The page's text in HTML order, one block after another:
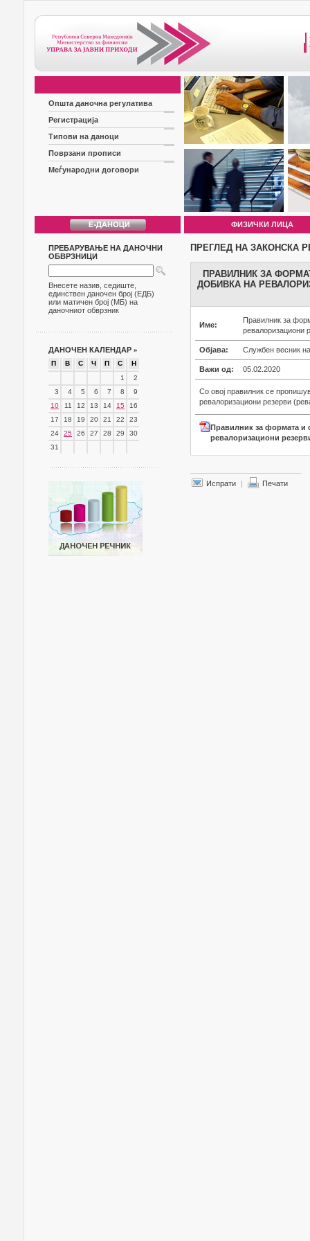
Општа даночна регулатива
Регистрација
Типови на даноци
Поврзани прописи
Меѓународни договори
ФИЗИЧКИ ЛИЦА
ПРЕБАРУВАЊЕ НА ДАНОЧНИ
ОБВРЗНИЦИ
Внесете назив, седиште,
единствен даночен број (ЕДБ)
или матичен број (МБ) на
даночниот обврзник
ДАНОЧЕН КАЛЕНДАР »
П В С Ч П С
Н
1
2
3
4 5 6 7 8
9
10
11 12 13 14 15
16
17
18 19 20 21 22
23
24
25 26 27 28 29
30
31
ПРЕГЛЕД НА ЗАКОНСКА
ПРАВИЛНИК ЗА
ДОБИВКА НА
Име:
Правилник за
ревалоризациони
Објава: Службен весник
Важи од: 05.02.2020
Со овој правилник се
ревалоризациони резерви
Правилник за формата и
ревалоризациони
Испрати | Печати